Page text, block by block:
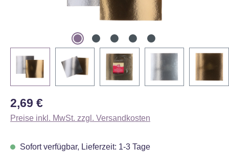
Regulärer Preis:
2,69 €
Preise inkl. MwSt. zzgl. Versandkosten
Sofort verfügbar, Lieferzeit: 1-3 Tage